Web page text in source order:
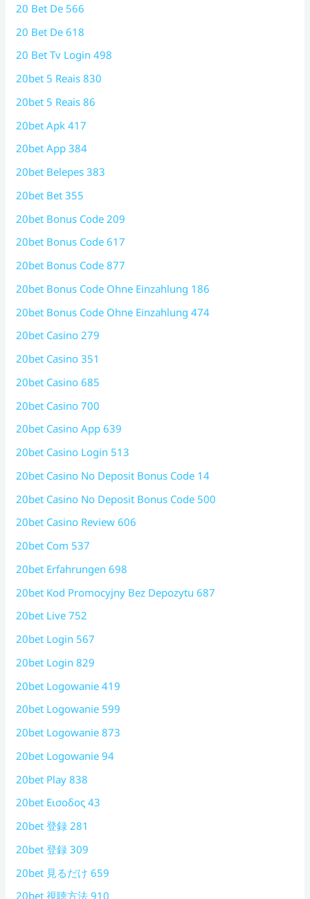
20 Bet De 566
20 Bet De 618
20 Bet Tv Login 498
20bet 5 Reais 830
20bet 5 Reais 86
20bet Apk 417
20bet App 384
20bet Belepes 383
20bet Bet 355
20bet Bonus Code 209
20bet Bonus Code 617
20bet Bonus Code 877
20bet Bonus Code Ohne Einzahlung 186
20bet Bonus Code Ohne Einzahlung 474
20bet Casino 279
20bet Casino 351
20bet Casino 685
20bet Casino 700
20bet Casino App 639
20bet Casino Login 513
20bet Casino No Deposit Bonus Code 14
20bet Casino No Deposit Bonus Code 500
20bet Casino Review 606
20bet Com 537
20bet Erfahrungen 698
20bet Kod Promocyjny Bez Depozytu 687
20bet Live 752
20bet Login 567
20bet Login 829
20bet Logowanie 419
20bet Logowanie 599
20bet Logowanie 873
20bet Logowanie 94
20bet Play 838
20bet Εισοδος 43
20bet 登録 281
20bet 登録 309
20bet 見るだけ 659
20bet 視聴方法 910